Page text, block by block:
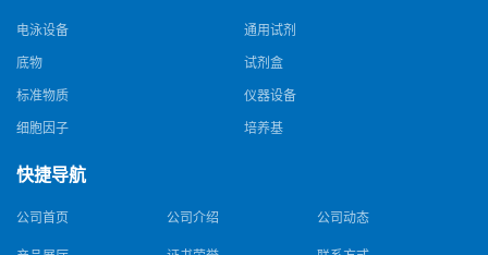
电泳设备 通用试剂
底物 试剂盒
标准物质 仪器设备
细胞因子 培养基
快捷导航
公司首页 公司介绍 公司动态